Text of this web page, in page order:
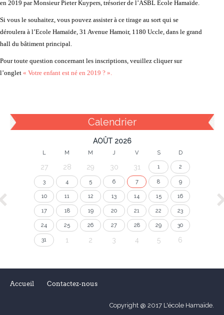
en 2019 par Monsieur Pieter Kuypers, trésorier de l’ASBL Ecole Hamaïde.
Si vous le souhaitez, vous pouvez assister à ce tirage au sort qui se
déroulera à l’Ecole Hamaïde, 31 Avenue Hamoir, 1180 Uccle, dans le grand
hall du bâtiment principal.
Pour toute question concernant les inscriptions, veuillez cliquer sur
l’onglet « Votre enfant est né en 2019 ? ».
Calendrier
AOÛT 2026
L M M J V S D
27 28 29 30 31 1 2
3 4 5 6 7 8 9
10 11 12 13 14 15 16
17 18 19 20 21 22 23
24 25 26 27 28 29 30
31 1 2 3 4 5 6
Accueil Contactez-nous
Copyright @ 2017 L'école Hamaïde.